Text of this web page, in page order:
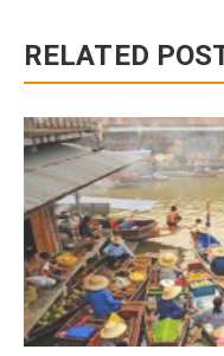
RELATED